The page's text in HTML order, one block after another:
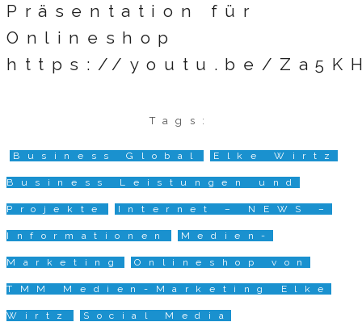
Präsentation für
Onlineshop
https://youtu.be/
Tags:
Business Global Elke Wirtz
Business Leistungen und
Projekte Internet – NEWS –
Informationen Medien-
Marketing Onlineshop von
TMM Medien-Marketing Elke
Wirtz Social Media